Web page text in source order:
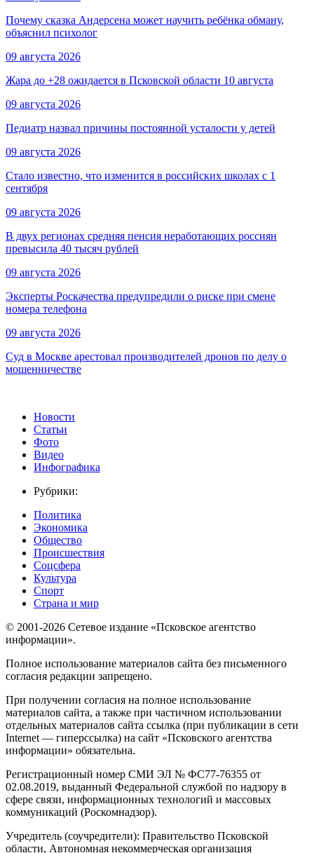
Почему сказка Андерсена может научить ребёнка обману,
объяснил психолог
09 августа 2026
Жара до +28 ожидается в Псковской области 10 августа
09 августа 2026
Педиатр назвал причины постоянной усталости у детей
09 августа 2026
Стало известно, что изменится в российских школах с 1
сентября
09 августа 2026
В двух регионах средняя пенсия неработающих россиян
превысила 40 тысяч рублей
09 августа 2026
Эксперты Роскачества предупредили о риске при смене
номера телефона
09 августа 2026
Суд в Москве арестовал производителей дронов по делу о
мошенничестве
Новости
Статьи
Фото
Видео
Инфографика
Рубрики:
Политика
Экономика
Общество
Происшествия
Соцсфера
Культура
Спорт
Страна и мир
© 2001-2026 Сетевое издание «Псковское агентство
информации».
Полное использование материалов сайта без письменного
согласия редакции запрещено.
При получении согласия на полное использование
материалов сайта, а также при частичном использовании
отдельных материалов сайта ссылка (при публикации в сети
Internet — гиперссылка) на сайт «Псковского агентства
информации» обязательна.
Регистрационный номер СМИ ЭЛ № ФС77-76355 от
02.08.2019, выданный Федеральной службой по надзору в
сфере связи, информационных технологий и массовых
коммуникаций (Роскомнадзор).
Учредитель (соучредители): Правительство Псковской
области, Автономная некоммерческая организация